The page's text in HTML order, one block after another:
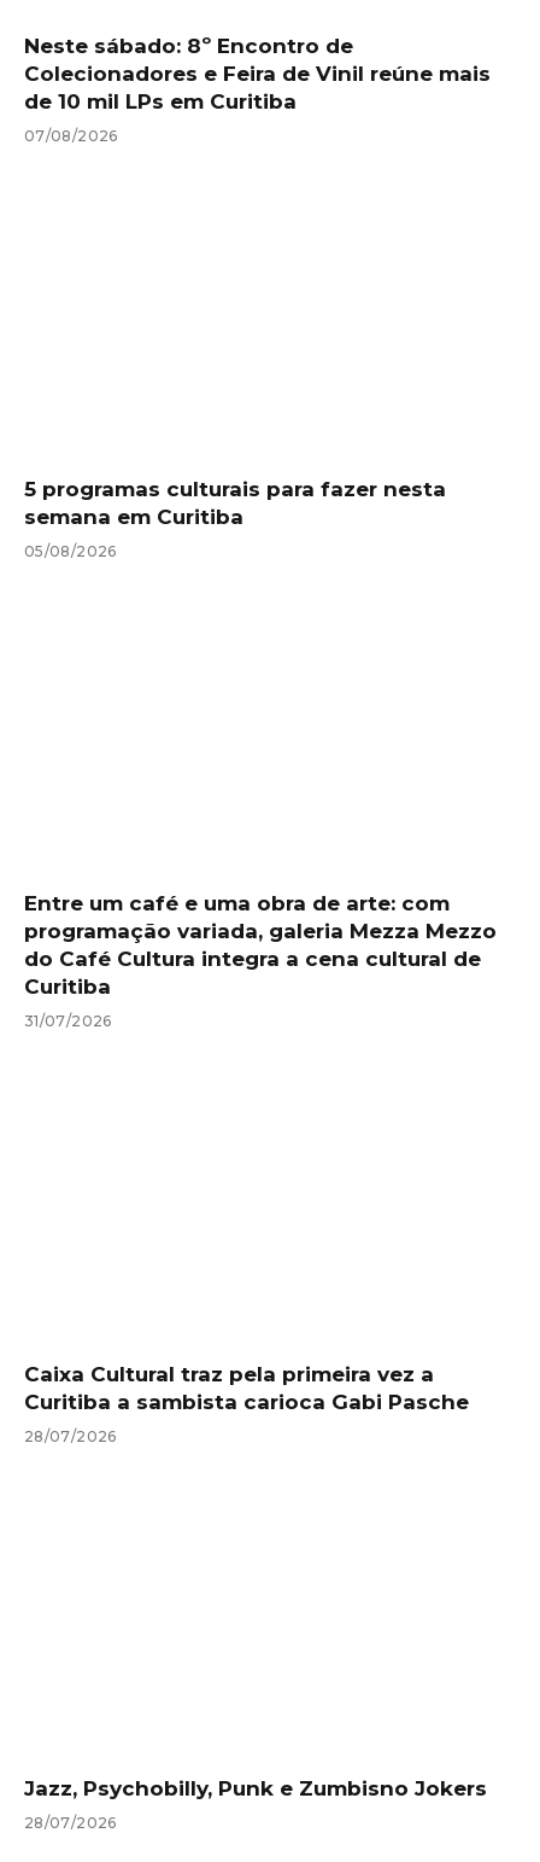
Neste sábado: 8º Encontro de
Colecionadores e Feira de Vinil reúne mais
de 10 mil LPs em Curitiba
07/08/2026
5 programas culturais para fazer nesta
semana em Curitiba
05/08/2026
Entre um café e uma obra de arte: com
programação variada, galeria Mezza Mezzo
do Café Cultura integra a cena cultural de
Curitiba
31/07/2026
Caixa Cultural traz pela primeira vez a
Curitiba a sambista carioca Gabi Pasche
28/07/2026
Jazz, Psychobilly, Punk e Zumbisno Jokers
28/07/2026